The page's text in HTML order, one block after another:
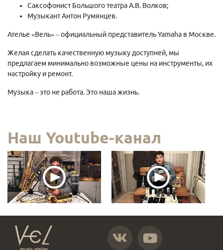
Саксофонист Большого театра А.В. Волков;
Музыкант Антон Румянцев.
Ателье «Вель» – официальный представитель Yamaha в Москве.
Желая сделать качественную музыку доступней, мы
предлагаем минимально возможные цены на инструменты, их
настройку и ремонт.
Музыка – это не работа. Это наша жизнь.
Наш Youtube-канал